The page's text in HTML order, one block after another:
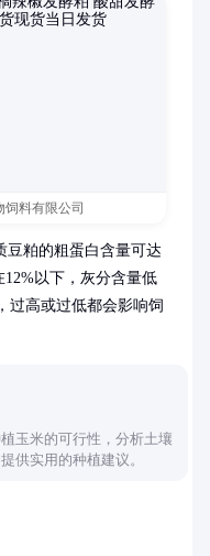
料有限公司
豆粕的粗蛋白含量可达
以下，灰分含量低
过高或过低都会影响饲
玉米的可行性，分析土壤
供实用的种植建议。